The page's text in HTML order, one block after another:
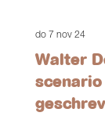
do 7 nov 24
Walter